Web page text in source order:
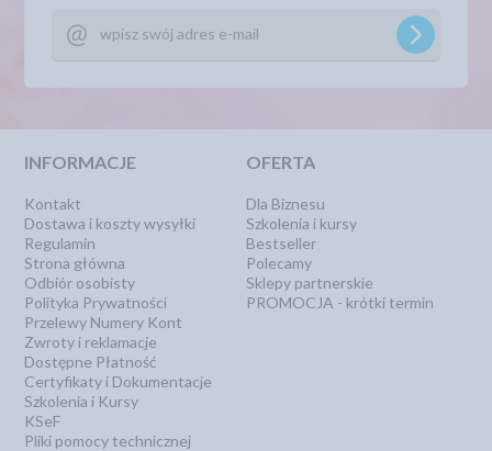
INFORMACJE
Kontakt
Dostawa i koszty wysyłki
Regulamin
Strona główna
Odbiór osobisty
Polityka Prywatności
Przelewy Numery Kont
Zwroty i reklamacje
Dostępne Płatność
Certyfikaty i Dokumentacje
Szkolenia i Kursy
KSeF
Pliki pomocy technicznej
OFERTA
Dla Biznesu
Szkolenia i kursy
Bestseller
Polecamy
Sklepy partnerskie
PROMOCJA - krótki termin